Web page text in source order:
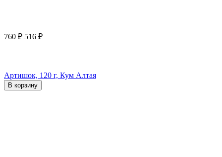
760 ₽ 516 ₽
Артишок, 120 г, Кум Алтая
В корзину